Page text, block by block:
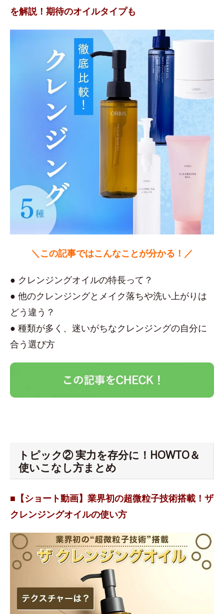
を解説！期待のオイルタイプも
＼この記事ではこんなことが分かる！／
● クレンジングオイルの特長って？
● 他のクレンジングとメイク落ちや洗い上がりは
どう違う？
● 種類が多く、迷いがちなクレンジングの自分に
合う選び方
トピック② 実力を存分に！HOWTO＆
使いこなし方まとめ
■【ショート動画】業界初の超微粒子技術搭載！ザ
クレンジングオイルの使い方